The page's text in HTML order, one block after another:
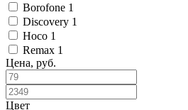
Borofone 1
Discovery 1
Hoco 1
Remax 1
Цена, руб.
Цвет